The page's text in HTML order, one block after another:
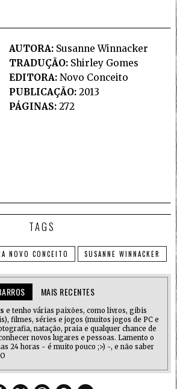
AUTORA:Susanne Winnacker
TRADUÇÃO:Shirley Gomes
EDITORA:Novo Conceito
PUBLICAÇÃO:2013
PÁGINAS:272
TAGS
NOVO CONCEITO SUSANNE WINNACKER
MAIS RECENTES
e tenho várias paixões, como livros, gibis
filmes, séries e jogos (muitos jogos de PC e
natação, praia e qualquer chance de
novos lugares e pessoas. Lamento o
24 horas - é muito pouco ;>) -, e não saber